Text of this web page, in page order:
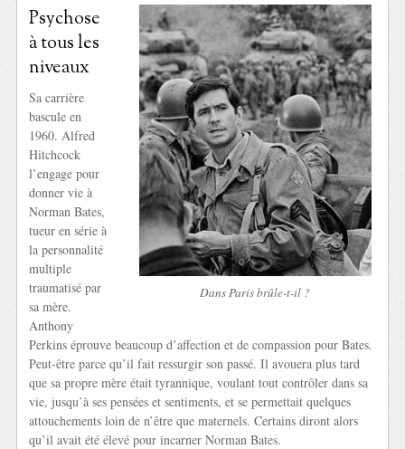
Dans Paris brûle-t-il ?
Psychose
à tous les
niveaux
Sa carrière
bascule en
1960. Alfred
Hitchcock
l’engage pour
donner vie à
Norman Bates,
tueur en série à
la personnalité
multiple
traumatisé par
sa mère.
Anthony
Perkins éprouve beaucoup d’affection et de compassion pour Bates.
Peut-être parce qu’il fait ressurgir son passé. Il avouera plus tard
que sa propre mère était tyrannique, voulant tout contrôler dans sa
vie, jusqu’à ses pensées et sentiments, et se permettait quelques
attouchements loin de n’être que maternels. Certains diront alors
qu’il avait été élevé pour incarner Norman Bates.